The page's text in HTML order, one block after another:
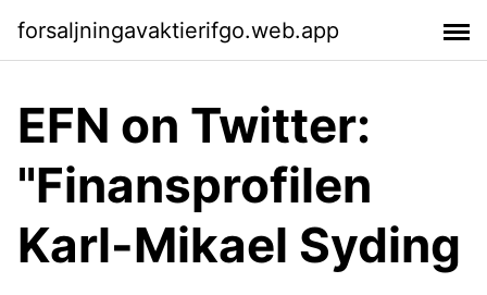
forsaljningavaktierifgo.web.app
EFN on Twitter:
"Finansprofilen
Karl-Mikael Syding